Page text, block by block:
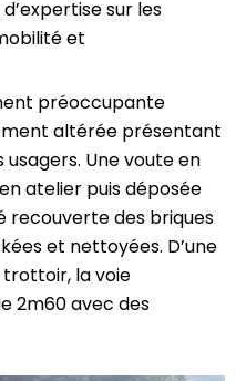
sur les
et
préoccupante
altérée présentant
Une voute en
atelier puis déposée
recouverte des briques
et nettoyées. D’une
trottoir, la voie
2m60 avec des